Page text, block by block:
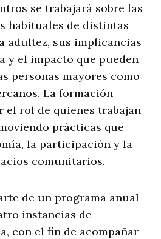
se trabajará sobre las
habituales de distintas
adultez, sus implicancias
y el impacto que pueden
personas mayores como
La formación
el rol de quienes trabajan
prácticas que
la participación y la
comunitarios.
de un programa anual
instancias de
con el fin de acompañar